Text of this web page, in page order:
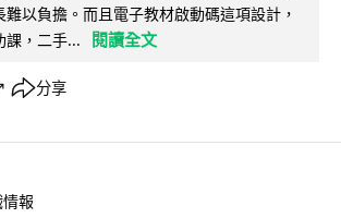
以負擔。而且電子教材啟動碼這項設計，
課，二手...
閱讀全文
分享
報